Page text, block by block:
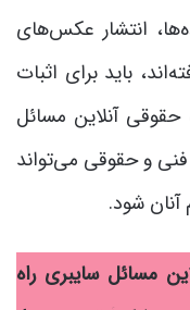
انتشار عکس‌های
باید برای اثبات
حقوقی آنلاین مسائل
فنی و حقوقی می‌تواند
شود.
مسائل سایبری راه